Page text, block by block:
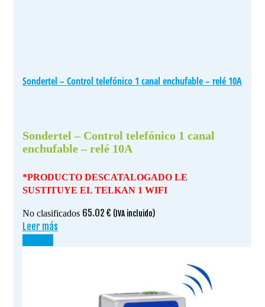
Sondertel – Control telefónico 1 canal enchufable – relé 10A
Sondertel – Control telefónico 1 canal
enchufable – relé 10A
*PRODUCTO DESCATALOGADO LE
SUSTITUYE EL TELKAN 1 WIFI
No clasificados 65.02 € (IVA incluido)
Leer más